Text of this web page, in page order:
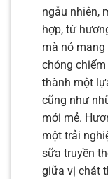
ngẫu nhiên,
hợp, từ
mà nó
chóng
thành một
cũng như
mới mẻ.
một trải
sữa truyền
giữa vị chát